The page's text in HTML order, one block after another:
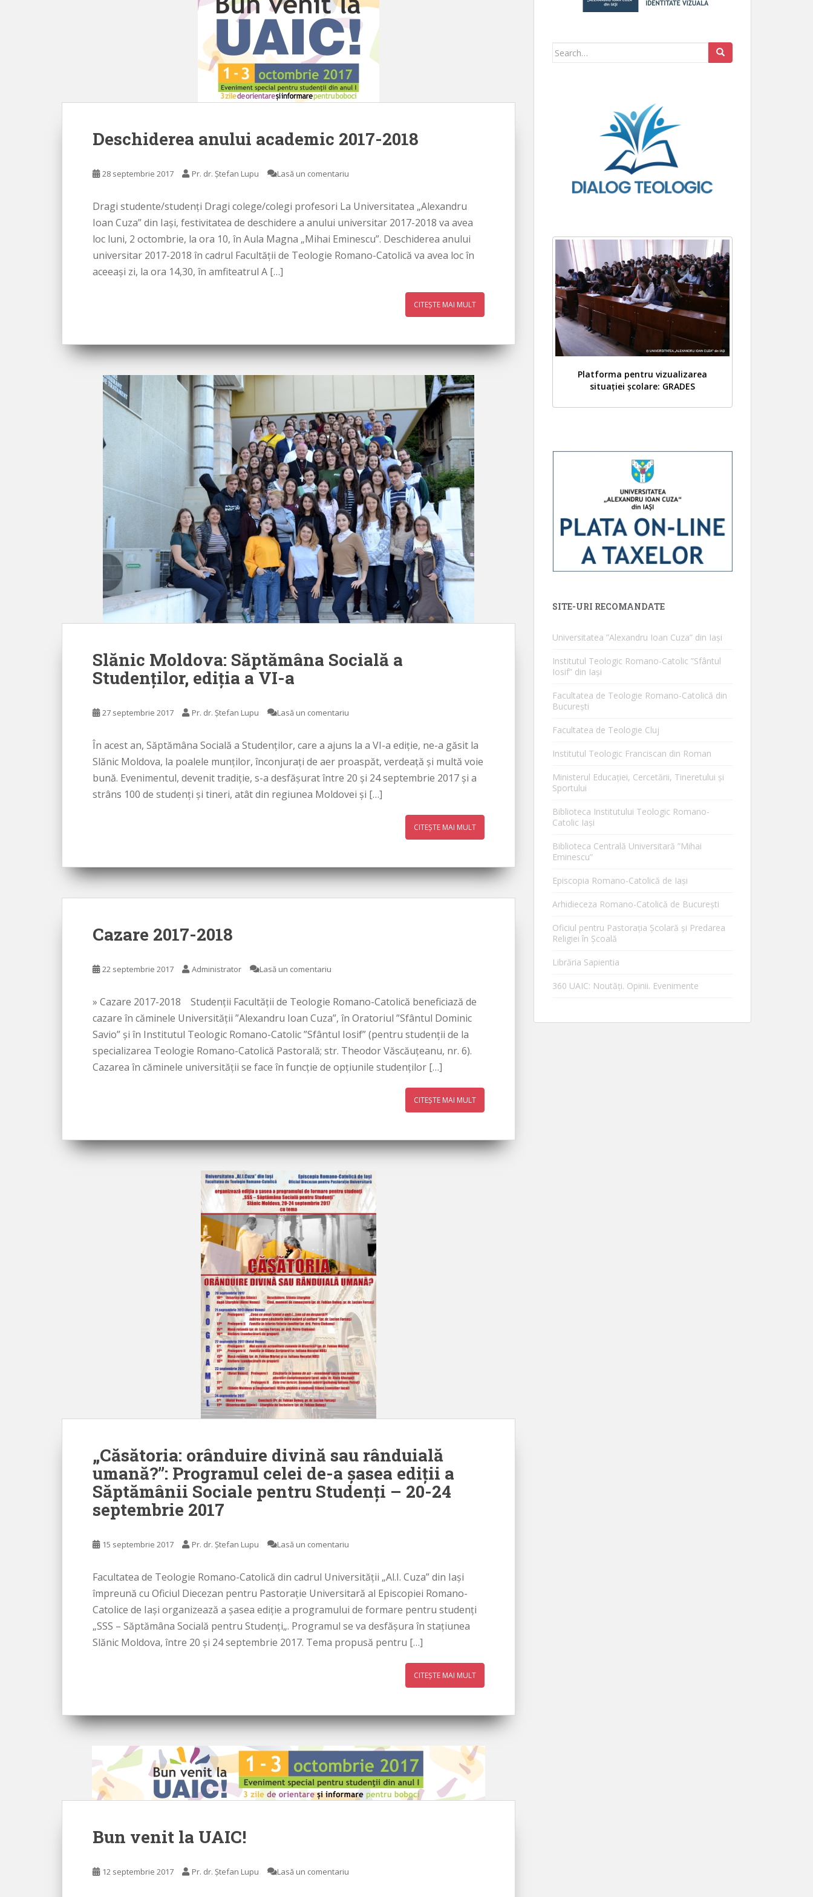
Deschiderea anului academic 2017-2018
28 septembrie 2017 Pr. dr. Ștefan Lupu Lasă un comentariu
Dragi studente/studenți Dragi colege/colegi profesori La Universitatea „Alexandru
Ioan Cuza” din Iași, festivitatea de deschidere a anului universitar 2017-2018 va avea
loc luni, 2 octombrie, la ora 10, în Aula Magna „Mihai Eminescu”. Deschiderea anului
universitar 2017-2018 în cadrul Facultății de Teologie Romano-Catolică va avea loc în
aceeași zi, la ora 14,30, în amfiteatrul A […]
CITEȘTE MAI MULT
Slănic Moldova: Săptămâna Socială a
Studenţilor, ediţia a VI-a
27 septembrie 2017 Pr. dr. Ștefan Lupu Lasă un comentariu
În acest an, Săptămâna Socială a Studenţilor, care a ajuns la a VI-a ediţie, ne-a găsit la
Slănic Moldova, la poalele munţilor, înconjuraţi de aer proaspăt, verdeaţă şi multă voie
bună. Evenimentul, devenit tradiţie, s-a desfăşurat între 20 şi 24 septembrie 2017 şi a
strâns 100 de studenţi şi tineri, atât din regiunea Moldovei şi […]
CITEȘTE MAI MULT
Cazare 2017-2018
22 septembrie 2017 Administrator Lasă un comentariu
» Cazare 2017-2018 Studenţii Facultăţii de Teologie Romano-Catolică beneficiază de
cazare în căminele Universităţii ”Alexandru Ioan Cuza”, în Oratoriul ”Sfântul Dominic
Savio” şi în Institutul Teologic Romano-Catolic ”Sfântul Iosif” (pentru studenţii de la
specializarea Teologie Romano-Catolică Pastorală; str. Theodor Văscăuţeanu, nr. 6).
Cazarea în căminele universităţii se face în funcţie de opţiunile studenţilor […]
CITEȘTE MAI MULT
„Căsătoria: orânduire divină sau rânduială
umană?”: Programul celei de-a şasea ediţii a
Săptămânii Sociale pentru Studenţi – 20-24
septembrie 2017
15 septembrie 2017 Pr. dr. Ștefan Lupu Lasă un comentariu
Facultatea de Teologie Romano-Catolică din cadrul Universităţii „Al.I. Cuza” din Iaşi
împreună cu Oficiul Diecezan pentru Pastoraţie Universitară al Episcopiei Romano-
Catolice de Iași organizează a şasea ediţie a programului de formare pentru studenţi
„SSS – Săptămâna Socială pentru Studenţi„. Programul se va desfăşura în staţiunea
Slănic Moldova, între 20 şi 24 septembrie 2017. Tema propusă pentru […]
CITEȘTE MAI MULT
Bun venit la UAIC!
12 septembrie 2017 Pr. dr. Ștefan Lupu Lasă un comentariu
Search for:
Platforma pentru vizualizarea
situației școlare: GRADES
SITE-URI RECOMANDATE
Universitatea ”Alexandru Ioan Cuza” din Iaşi
Institutul Teologic Romano-Catolic ”Sfântul
Iosif” din Iaşi
Facultatea de Teologie Romano-Catolică din
Bucureşti
Facultatea de Teologie Cluj
Institutul Teologic Franciscan din Roman
Ministerul Educaţiei, Cercetării, Tineretului şi
Sportului
Biblioteca Institutului Teologic Romano-
Catolic Iaşi
Biblioteca Centrală Universitară ”Mihai
Eminescu”
Episcopia Romano-Catolică de Iaşi
Arhidieceza Romano-Catolică de Bucureşti
Oficiul pentru Pastorația Școlară și Predarea
Religiei în Școală
Librăria Sapientia
360 UAIC: Noutăţi. Opinii. Evenimente